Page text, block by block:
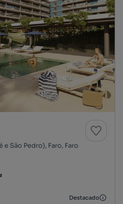
e São Pedro), Faro, Faro
Destacado